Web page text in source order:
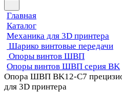
Главная
Каталог
Механика для 3D принтера
Шарико винтовые передачи
Опоры винтов ШВП
Опоры винтов ШВП серия BK
Опора ШВП BK12-C7
для 3D принтера